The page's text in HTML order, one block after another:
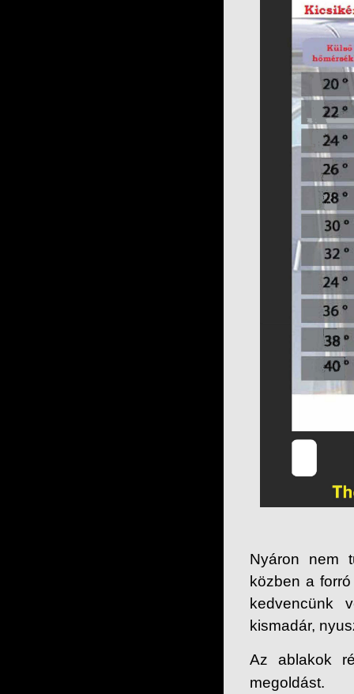
Nyáron nem
közben a
kedvencünk
kismadár,
Az ablakok
megoldást.